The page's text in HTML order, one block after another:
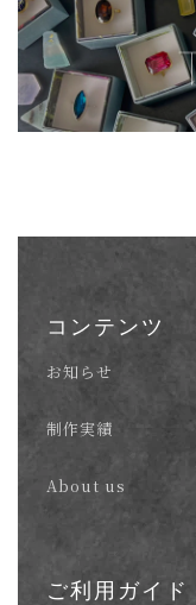
コンテンツ
お知らせ
制作実績
About us
ご利用ガイド